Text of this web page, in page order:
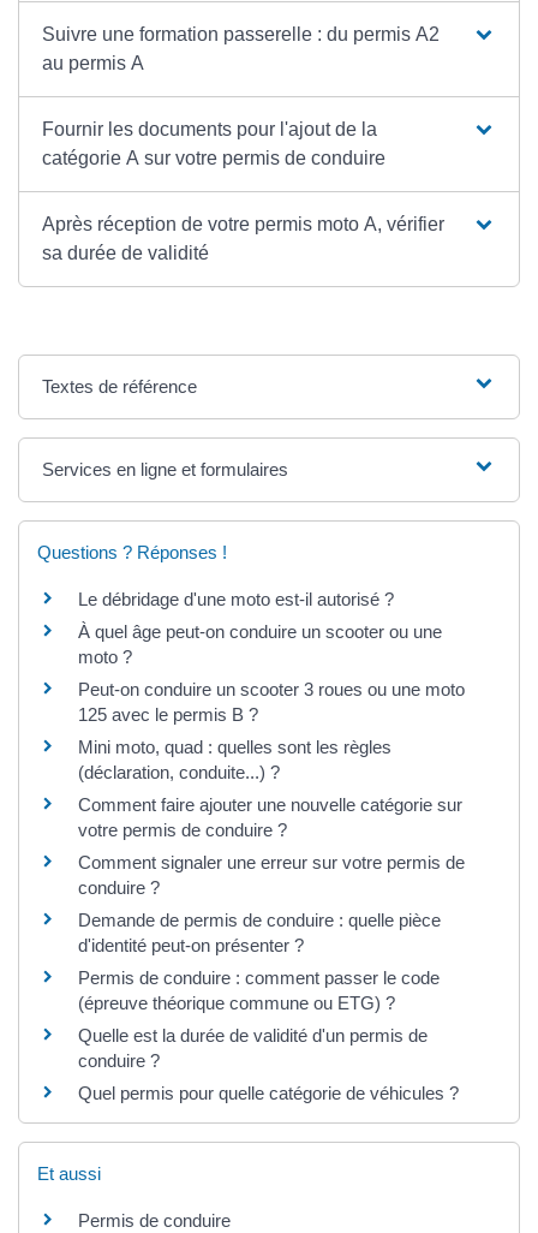
Suivre une formation passerelle : du permis A2
au permis A
Fournir les documents pour l'ajout de la
catégorie A sur votre permis de conduire
Après réception de votre permis moto A, vérifier
sa durée de validité
Textes de référence
Services en ligne et formulaires
Questions ? Réponses !
Le débridage d'une moto est-il autorisé ?
À quel âge peut-on conduire un scooter ou une
moto ?
Peut-on conduire un scooter 3 roues ou une moto
125 avec le permis B ?
Mini moto, quad : quelles sont les règles
(déclaration, conduite...) ?
Comment faire ajouter une nouvelle catégorie sur
votre permis de conduire ?
Comment signaler une erreur sur votre permis de
conduire ?
Demande de permis de conduire : quelle pièce
d'identité peut-on présenter ?
Permis de conduire : comment passer le code
(épreuve théorique commune ou ETG) ?
Quelle est la durée de validité d'un permis de
conduire ?
Quel permis pour quelle catégorie de véhicules ?
Et aussi
Permis de conduire